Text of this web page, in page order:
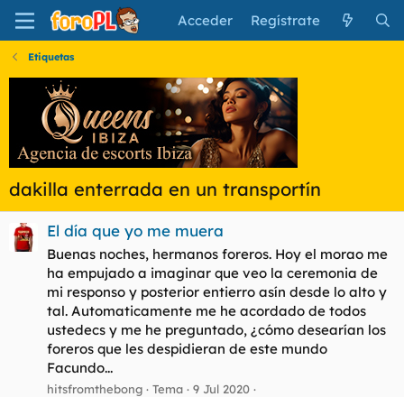
Acceder Regístrate
Etiquetas
dakilla enterrada en un transportín
El día que yo me muera
Buenas noches, hermanos foreros. Hoy el morao me
ha empujado a imaginar que veo la ceremonia de
mi responso y posterior entierro asín desde lo alto y
tal. Automaticamente me he acordado de todos
ustedecs y me he preguntado, ¿cómo desearían los
foreros que les despidieran de este mundo
Facundo...
hitsfromthebong Tema 9 Jul 2020